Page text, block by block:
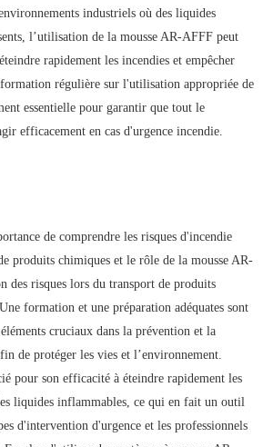
industriels où des liquides
l’utilisation de la mousse AR-AFFF peut
rapidement les incendies et empêcher
régulière sur l'utilisation appropriée de
essentielle pour garantir que tout le
efficacement en cas d'urgence incendie.
de comprendre les risques d'incendie
produits chimiques et le rôle de la mousse AR-
des risques lors du transport de produits
formation et une préparation adéquates sont
cruciaux dans la prévention et la
de protéger les vies et l’environnement.
pour son efficacité à éteindre rapidement les
liquides inflammables, ce qui en fait un outil
d'intervention d'urgence et les professionnels